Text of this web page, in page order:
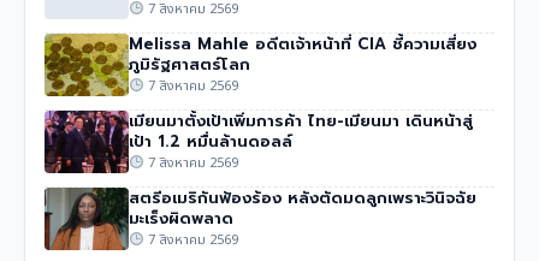
7 สิงหาคม 2569
Melissa Mahle อดีตเจ้าหน้าที่ CIA ชี้ความเสี่ยง
ภูมิรัฐศาสตร์โลก
7 สิงหาคม 2569
เมียนมาตั้งเป้าเพิ่มการค้า ไทย-เมียนมา เดินหน้าสู่
เป้า 1.2 หมื่นล้านดอลล์
7 สิงหาคม 2569
สตรีอเมริกันฟ้องร้อง หลังตัดมดลูกเพราะวินิจฉัย
มะเร็งผิดพลาด
7 สิงหาคม 2569